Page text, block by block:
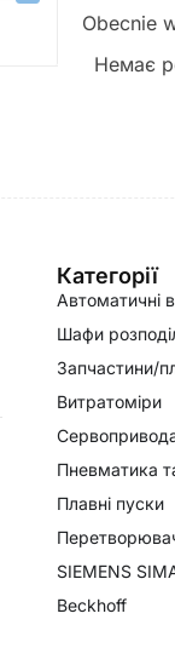
Obecnie
Немає
Категорії
Автоматичні
Шафи
Запчастини/
Витратоміри
Пневматика
Плавні пуски
SIEMENS
Beckhoff